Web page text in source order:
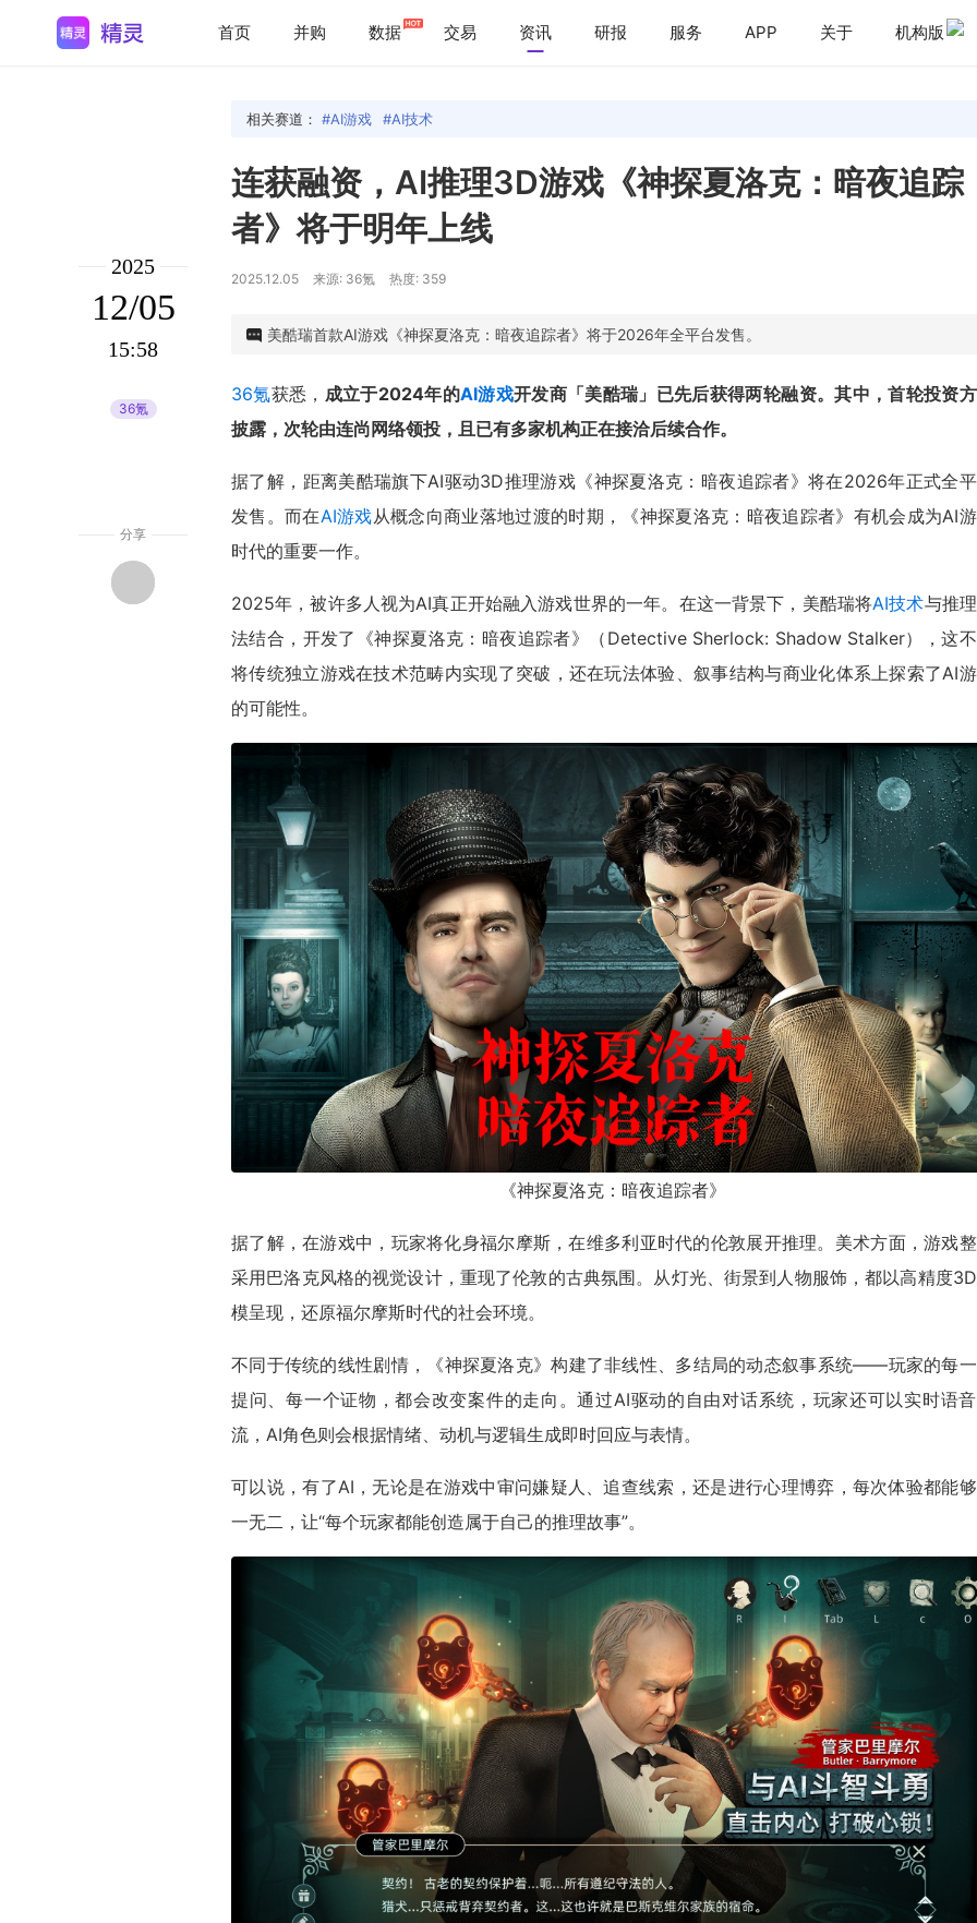
首页 并购 数据 交易 资讯 研报 服务 APP 关于 机构版
2025
12/05
15:58
36氪
分享
相关赛道： AI游戏 AI技术
连获融资，AI推理3D游戏《神探夏洛克：暗夜追踪
者》将于明年上线
2025.12.05 来源: 36氪 热度: 359
美酷瑞首款AI游戏《神探夏洛克：暗夜追踪者》将于2026年全平台发售。
36氪获悉， 成立于2024年的AI游戏开发商「美酷瑞」已先后获得两轮融资。其中，首轮投资
披露，次轮由连尚网络领投，且已有多家机构正在接洽后续合作。
据了解，距离美酷瑞旗下AI驱动3D推理游戏《神探夏洛克：暗夜追踪者》将在2026年正式全
发售。而在AI游戏从概念向商业落地过渡的时期，《神探夏洛克：暗夜追踪者》有机会成为AI
时代的重要一作。
2025年，被许多人视为AI真正开始融入游戏世界的一年。在这一背景下，美酷瑞将AI技术与推
法结合，开发了《神探夏洛克：暗夜追踪者》（Detective Sherlock: Shadow Stalker），这
将传统独立游戏在技术范畴内实现了突破，还在玩法体验、叙事结构与商业化体系上探索了AI
的可能性。
《神探夏洛克：暗夜追踪者》
据了解，在游戏中，玩家将化身福尔摩斯，在维多利亚时代的伦敦展开推理。美术方面，游戏
采用巴洛克风格的视觉设计，重现了伦敦的古典氛围。从灯光、街景到人物服饰，都以高精度
模呈现，还原福尔摩斯时代的社会环境。
不同于传统的线性剧情，《神探夏洛克》构建了非线性、多结局的动态叙事系统——玩家的每
提问、每一个证物，都会改变案件的走向。通过AI驱动的自由对话系统，玩家还可以实时语
流，AI角色则会根据情绪、动机与逻辑生成即时回应与表情。
可以说，有了AI，无论是在游戏中审问嫌疑人、追查线索，还是进行心理博弈，每次体验都能
一无二，让“每个玩家都能创造属于自己的推理故事”。